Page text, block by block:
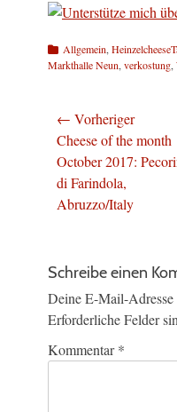
Kategorien
Allgemein,
Markthalle Neun,verkostung,
← Vorheriger
Vorheriger
Beitrag:
Cheese of the month
October 2017:
di Farindola,
Abruzzo/Italy
Schreibe einen
Deine E-Mail-
Erforderliche Felder
Kommentar*